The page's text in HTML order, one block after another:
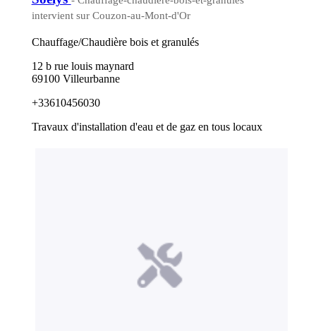
intervient sur Couzon-au-Mont-d'Or
Chauffage/Chaudière bois et granulés
12 b rue louis maynard
69100 Villeurbanne
+33610456030
Travaux d'installation d'eau et de gaz en tous locaux